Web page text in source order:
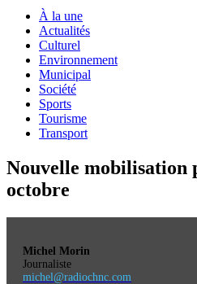
À la une
Actualités
Culturel
Environnement
Municipal
Société
Sports
Tourisme
Transport
Nouvelle mobilisation
octobre
Michel Morin
Journaliste
michel@radiochnc.com